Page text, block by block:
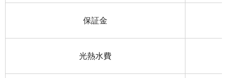
保証金
光熱水費